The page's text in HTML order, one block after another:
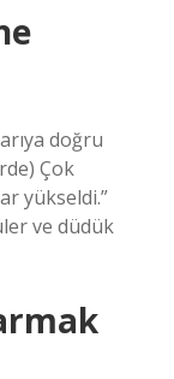
doğru
Çok
yükseldi.”
ve düdük